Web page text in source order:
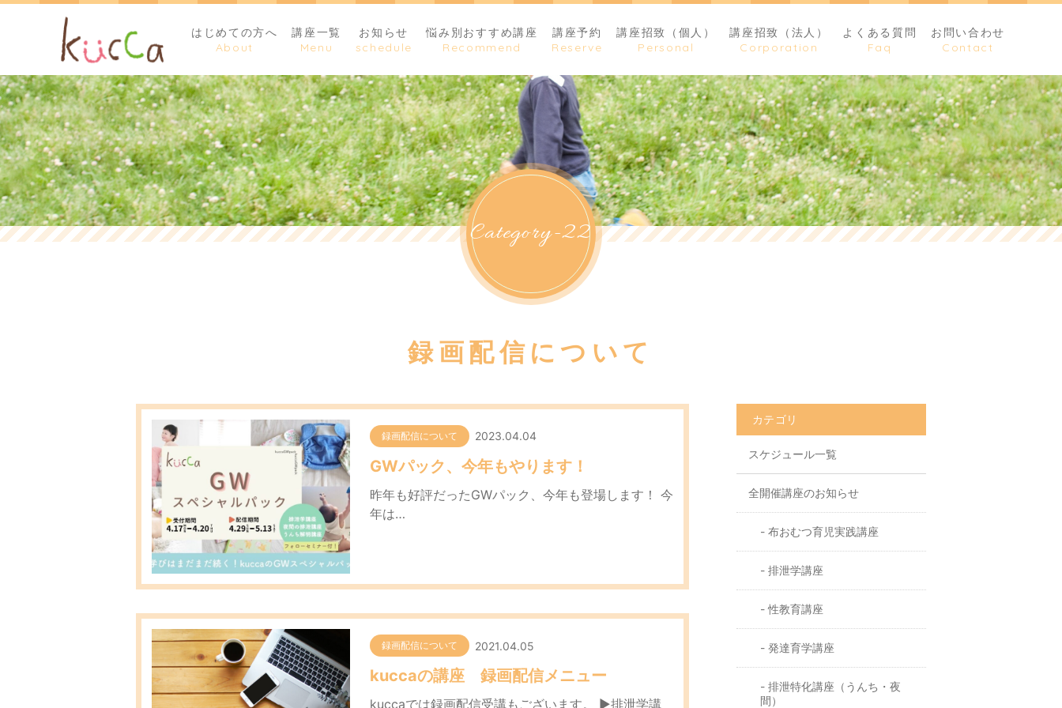
はじめての方へ 講座一覧 お知らせ 悩み別おすすめ講座 講座予約 講座招致（個人） 講座招致（法人） よくある質問 お問い合わせ
Category-22
録画配信について
録画配信について 2023.04.04
GWパック、今年もやります！
昨年も好評だったGWパック、今年も登場します！ 今
年は…
録画配信について 2021.04.05
kuccaの講座 録画配信メニュー
kuccaでは録画配信受講もございます。 ▶排泄学講
カテゴリ
スケジュール一覧
全開催講座のお知らせ
布おむつ育児実践講座
排泄学講座
性教育講座
発達育学講座
排泄特化講座（うんち・夜
間）